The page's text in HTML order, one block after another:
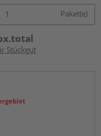
Paket(e)
Stückgut